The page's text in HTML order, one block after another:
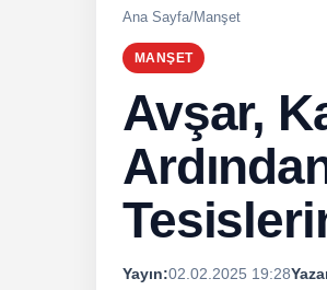
Ana Sayfa/Manşet
MANŞET
Avşar,
Yayın:02.02.2025 19:28